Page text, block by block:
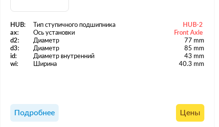
HUB: Тип ступичного подшипника
HUB-2
ax:
Ось установки
Front Axle
d2:
Диаметр
77 mm
d3:
Диаметр
85 mm
id:
Диаметр внутренний
43 mm
wi:
Ширина 40.3 mm
Подробнее Цены